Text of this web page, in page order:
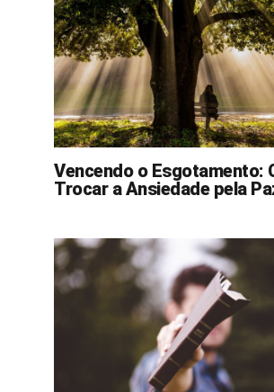
Vencendo o Esgotamento:
Trocar a Ansiedade pela